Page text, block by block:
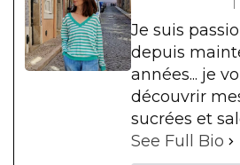
Je suis
depuis
années... je
découvrir
sucrées et
See Full Bio